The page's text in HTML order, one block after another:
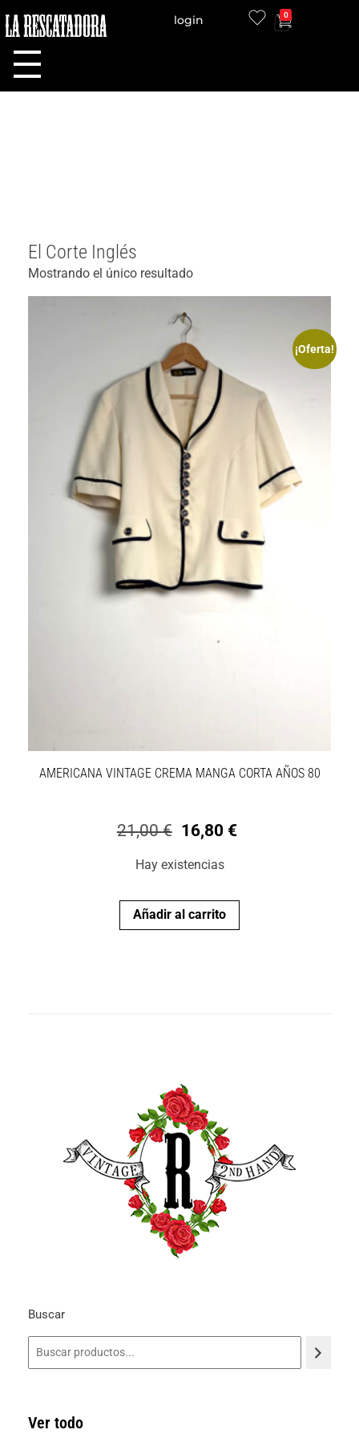
LA RESCATADORA
login 0
El Corte Inglés
Mostrando el único resultado
¡Oferta!
AMERICANA VINTAGE CREMA MANGA CORTA AÑOS 80
21,00€ 16,80 €
Hay existencias
Añadir al carrito
Buscar
Ver todo